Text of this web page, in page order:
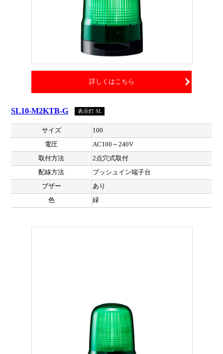
詳しくはこちら
SL10-M2KTB-G 表示灯 SL
サイズ
100
電圧
AC100～240V
取付方法
2点穴式取付
配線方法
プッシュイン端子台
ブザー
あり
色
緑